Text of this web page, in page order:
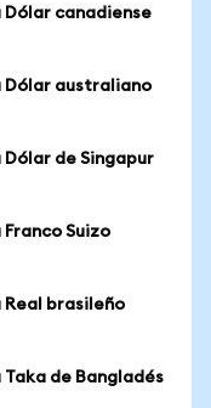
Dólar canadiense
Dólar australiano
Dólar de Singapur
Suizo
Real brasileño
de Bangladés